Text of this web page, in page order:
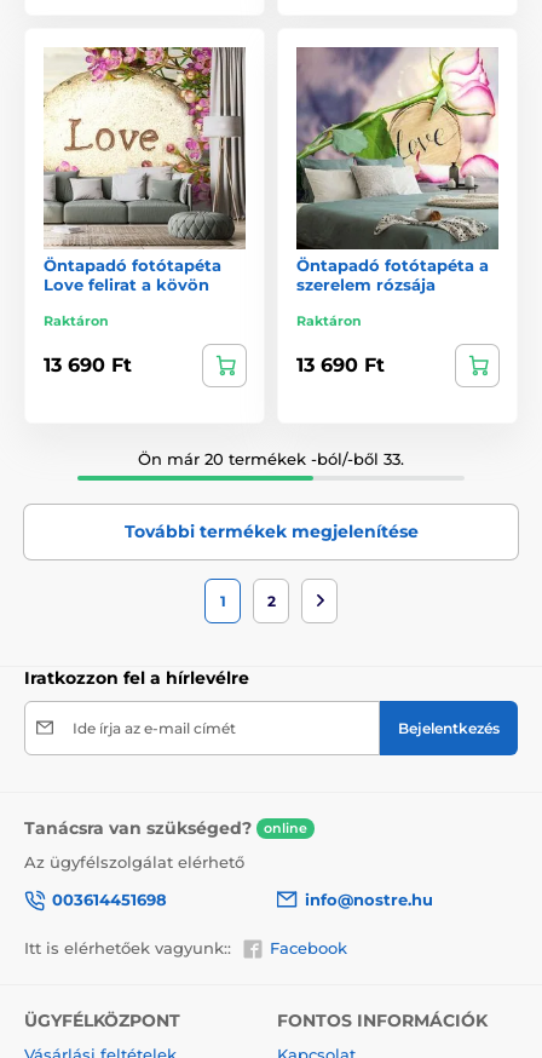
Öntapadó fotótapéta
Love felirat a kövön
Raktáron
13 690 Ft
Öntapadó fotótapéta a
szerelem rózsája
Raktáron
13 690 Ft
Ön már 20 termékek -ból/-ből 33.
További termékek megjelenítése
1 2
Iratkozzon fel a hírlevélre
Ide írja az e-mail címét Bejelentkezés
Tanácsra van szükséged? online
Az ügyfélszolgálat elérhető
003614451698
info@nostre.hu
Itt is elérhetőek vagyunk:: Facebook
ÜGYFÉLKÖZPONT FONTOS INFORMÁCIÓK